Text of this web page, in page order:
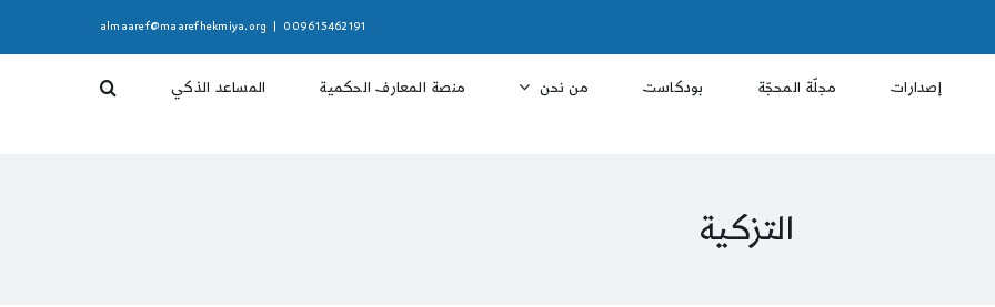
009615462191
almaaref@maarefhekmiya.org
إصدارات مجلّة المحجّة بودكاست من نحن منصة المعارف الحكمية المساعد الذكي
التزكية